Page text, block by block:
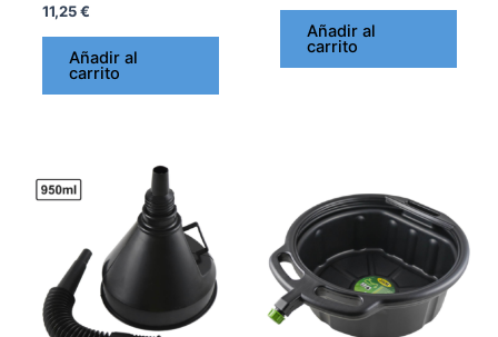
11,25€
Añadir al
carrito
Añadir al
carrito